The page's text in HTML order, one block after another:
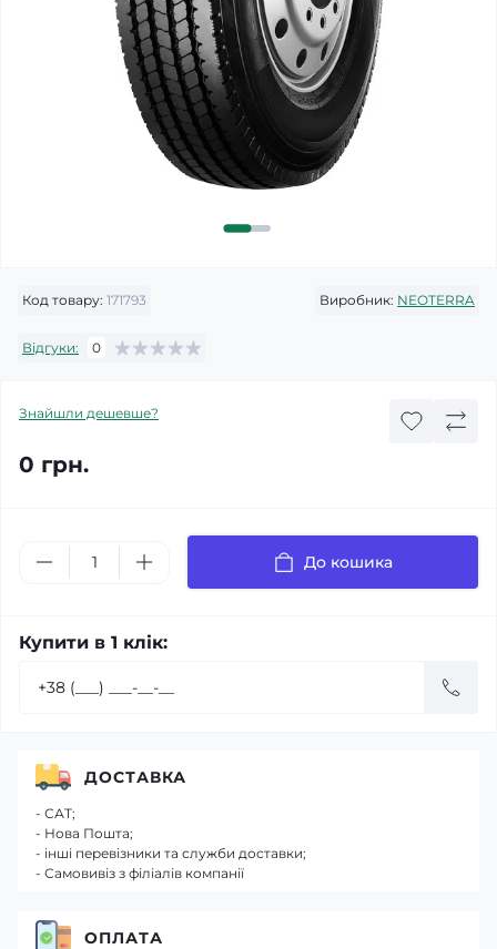
Код товару: 171793 Виробник: NEOTERRA
Відгуки: 0
Знайшли дешевше?
0 грн.
До кошика
Купити в 1 клік:
ДОСТАВКА
- САТ;
- Нова Пошта;
- інші перевізники та служби доставки;
- Самовивіз з філіалів компанії
ОПЛАТА